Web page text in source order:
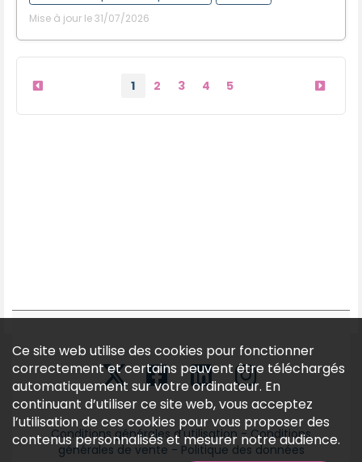
Mise à jour le 31/07/2026
1 2 3 4 5
Conditions générales d'utilisation - Conditions
générales de vente-Politique des données
Ce site web utilise des cookies pour fonctionner
correctement et certains peuvent être téléchargés
automatiquement sur votre ordinateur. En
continuant d’utiliser ce site web, vous acceptez
l’utilisation de ces cookies pour vous proposer des
contenus personnalisés et mesurer notre audience.